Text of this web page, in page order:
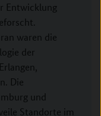
Entwicklung
waren die
der
Die
und
Standorte im